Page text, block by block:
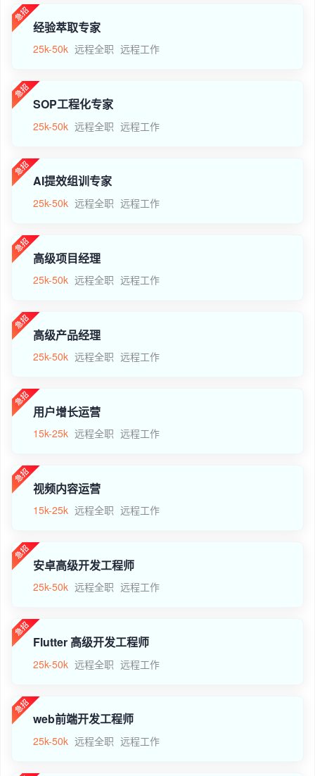
经验萃取专家
25k-50k 远程全职 远程工作
SOP工程化专家
25k-50k 远程全职 远程工作
AI提效组训专家
25k-50k 远程全职 远程工作
高级项目经理
25k-50k 远程全职 远程工作
高级产品经理
25k-50k 远程全职 远程工作
用户增长运营
15k-25k 远程全职 远程工作
视频内容运营
15k-25k 远程全职 远程工作
安卓高级开发工程师
25k-50k 远程全职 远程工作
Flutter 高级开发工程师
25k-50k 远程全职 远程工作
web前端开发工程师
25k-50k 远程全职 远程工作